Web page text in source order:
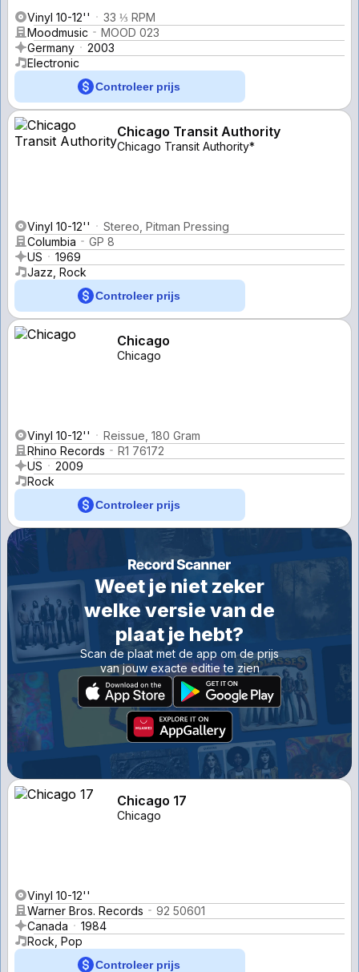
Vinyl 10-12''
33 ⅓ RPM
Moodmusic
MOOD 023
Germany
2003
Electronic
Controleer prijs
Chicago Transit Authority
Chicago Transit Authority*
Vinyl 10-12''
Stereo, Pitman Pressing
Columbia
GP 8
US
1969
Jazz, Rock
Controleer prijs
Chicago
Chicago
Vinyl 10-12''
Reissue, 180 Gram
Rhino Records
R1 76172
US
2009
Rock
Controleer prijs
Weet je niet zeker
welke versie van de
plaat je hebt?
Scan de plaat met de app om de prijs
van jouw exacte editie te zien
Chicago 17
Chicago
Vinyl 10-12''
Warner Bros. Records
92 50601
Canada
1984
Rock, Pop
Controleer prijs